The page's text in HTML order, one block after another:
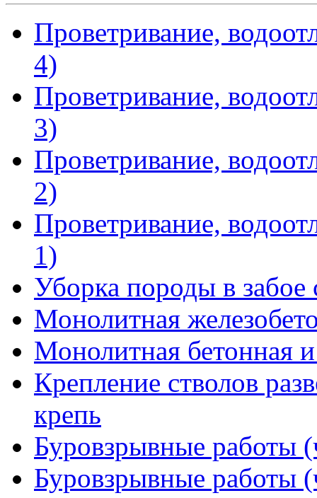
Проветривание,
4)
Проветривание,
3)
Проветривание,
2)
Проветривание,
1)
Уборка породы в забое
Монолитная
Монолитная бетонная
Крепление стволов
крепь
Буровзрывные работы
Буровзрывные работы